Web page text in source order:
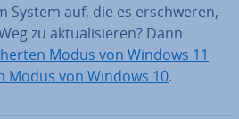
System auf, die es er­schwe­ren,
zu ak­tua­li­sie­ren? Dann
Modus von Windows 11
Modus von Windows 10.